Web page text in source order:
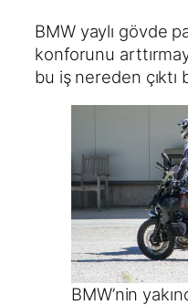
BMW yaylı gövde
konforunu
bu iş nereden çıktı
BMW’nin